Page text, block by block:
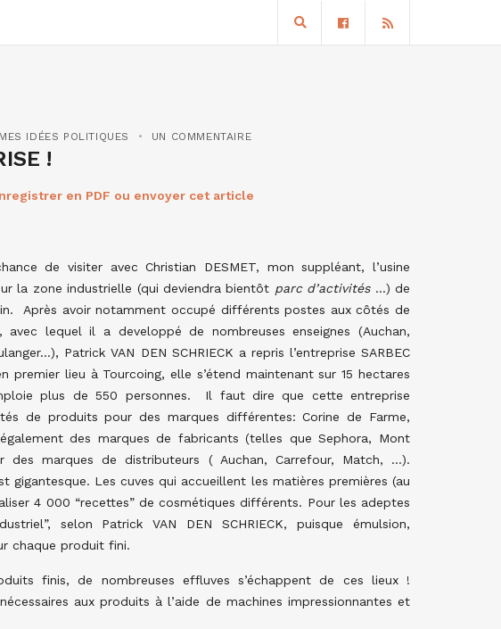
MES IDÉES POLITIQUES UN COMMENTAIRE
!
en PDF ou envoyer cet article
de visiter avec Christian DESMET, mon suppléant, l’usine
la zone industrielle (qui deviendra bientôt parc d’activités …) de
Après avoir notamment occupé différents postes aux côtés de
avec lequel il a developpé de nombreuses enseignes (Auchan,
Patrick VAN DEN SCHRIECK a repris l’entreprise SARBEC
premier lieu à Tourcoing, elle s’étend maintenant sur 15 hectares
plus de 550 personnes. Il faut dire que cette entreprise
de produits pour des marques différentes: Corine de Farme,
des marques de fabricants (telles que Sephora, Mont
marques de distributeurs ( Auchan, Carrefour, Match, …).
gigantesque. Les cuves qui accueillent les matières premières (au
4 000 “recettes” de cosmétiques différents. Pour les adeptes
selon Patrick VAN DEN SCHRIECK, puisque émulsion,
chaque produit fini.
finis, de nombreuses effluves s’échappent de ces lieux !
aux produits à l’aide de machines impressionnantes et